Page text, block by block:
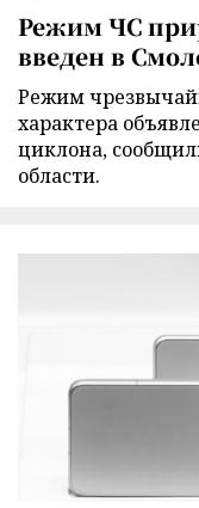
Режим ЧС
введен в
Режим
характера
циклона,
области.